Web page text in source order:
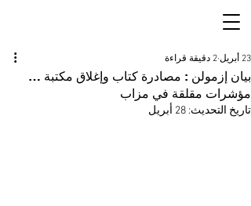
بيان إزمولن : مصادرة كتاب وإغلاق مكتبة …
مؤشرات مقلقة في مزاب
23 أبريل 2 دقيقة قراءة
تاريخ التحديث: 28 أبريل